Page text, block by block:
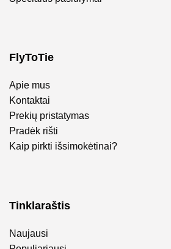
FlyToTie
Apie mus
Kontaktai
Prekių pristatymas
Pradėk rišti
Kaip pirkti išsimokėtinai?
Tinklaraštis
Naujausi